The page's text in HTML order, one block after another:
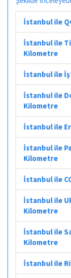
İstanbul ile
İstanbul ile
Kilometre
İstanbul ile
İstanbul ile
Kilometre
İstanbul ile
İstanbul ile
Kilometre
İstanbul ile
İstanbul ile
Kilometre
İstanbul ile
Kilometre
İstanbul ile